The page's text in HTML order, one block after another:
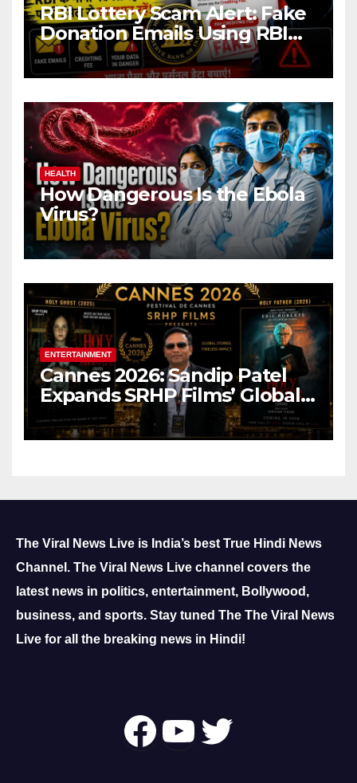
RBI Lottery Scam Alert: Fake
Donation Emails Using RBI
Name Target Indian Users
HEALTH
How Dangerous Is the Ebola
Virus?
ENTERTAINMENT
Cannes 2026: Sandip Patel
Expands SRHP Films’ Global
Reach
The Viral News Live is India’s best True Hindi News
Channel. The Viral News Live channel covers the
latest news in politics, entertainment, Bollywood,
business, and sports. Stay tuned The The Viral News
Live for all the breaking news in Hindi!
Follow Us OnYouTube
Twitter